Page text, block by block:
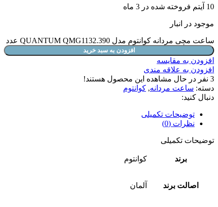
10 آیتم فروخته شده در 3 ماه
موجود در انبار
ساعت مچی مردانه کوانتوم مدل QUANTUM QMG1132.390 عدد
افزودن به سبد خرید
افزودن به مقایسه
افزودن به علاقه مندی
3 نفر در حال مشاهده این محصول هستند!
دسته: ساعت مردانه, کوانتوم
دنبال کنید:
توضیحات تکمیلی
نظرات (0)
توضیحات تکمیلی
برند کوانتوم
اصالت برند آلمان